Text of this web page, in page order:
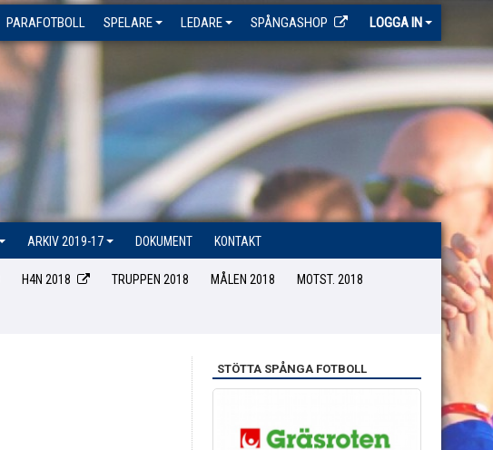
PARAFOTBOLL SPELARE LEDARE SPÅNGASHOP LOGGA IN
ARKIV 2019-17 DOKUMENT KONTAKT
H4N 2018 TRUPPEN 2018 MÅLEN 2018 MOTST. 2018
STÖTTA SPÅNGA FOTBOLL